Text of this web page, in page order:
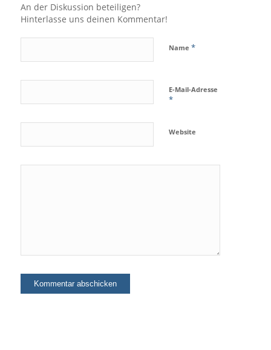
An der Diskussion beteiligen?
Hinterlasse uns deinen Kommentar!
Name *
E-Mail-Adresse
*
Website